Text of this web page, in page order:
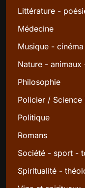
Littérature -
Médecine
Musique -
Nature - animaux
Philosophie
Policier / Science
Politique
Romans
Société - sport -
Spiritualité -